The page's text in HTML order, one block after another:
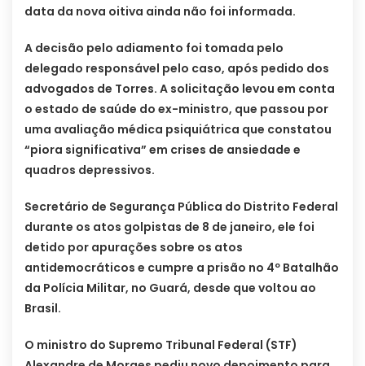
data da nova oitiva ainda não foi informada.
A decisão pelo adiamento foi tomada pelo
delegado responsável pelo caso, após pedido dos
advogados de Torres. A solicitação levou em conta
o estado de saúde do ex-ministro, que passou por
uma avaliação médica psiquiátrica que constatou
“piora significativa” em crises de ansiedade e
quadros depressivos.
Secretário de Segurança Pública do Distrito Federal
durante os atos golpistas de 8 de janeiro, ele foi
detido por apurações sobre os atos
antidemocráticos e cumpre a prisão no 4º Batalhão
da Polícia Militar, no Guará, desde que voltou ao
Brasil.
O ministro do Supremo Tribunal Federal (STF)